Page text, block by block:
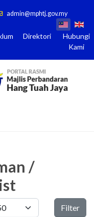
admin@mphtj.gov.my
Direktori
Hubungi
Kami
/
# Filter